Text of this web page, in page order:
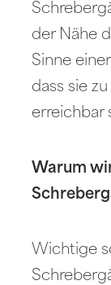
der Nähe
Sinne
dass sie
erreichbar
Warum
Wichtige